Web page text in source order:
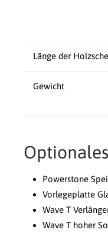
Länge der
Gewicht
Powerstone
Vorlegeplatte
Wave T
Wave T hoher